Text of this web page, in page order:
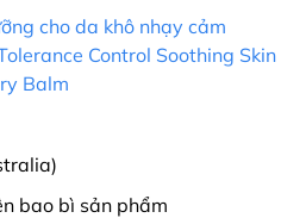
cho da khô nhạy cảm
Control Soothing Skin
Balm
bao bì sản phẩm